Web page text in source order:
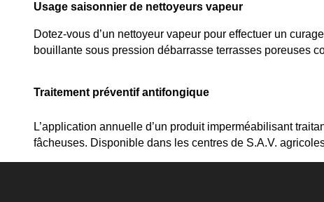
Usage saisonnier de nettoyeurs vapeur
Dotez-vous d’un nettoyeur vapeur pour effectuer un
bouillante sous pression débarrasse terrasses poreuses
Traitement préventif antifongique
L’application annuelle d’un produit imperméabilisant
fâcheuses. Disponible dans les centres de S.A.V.